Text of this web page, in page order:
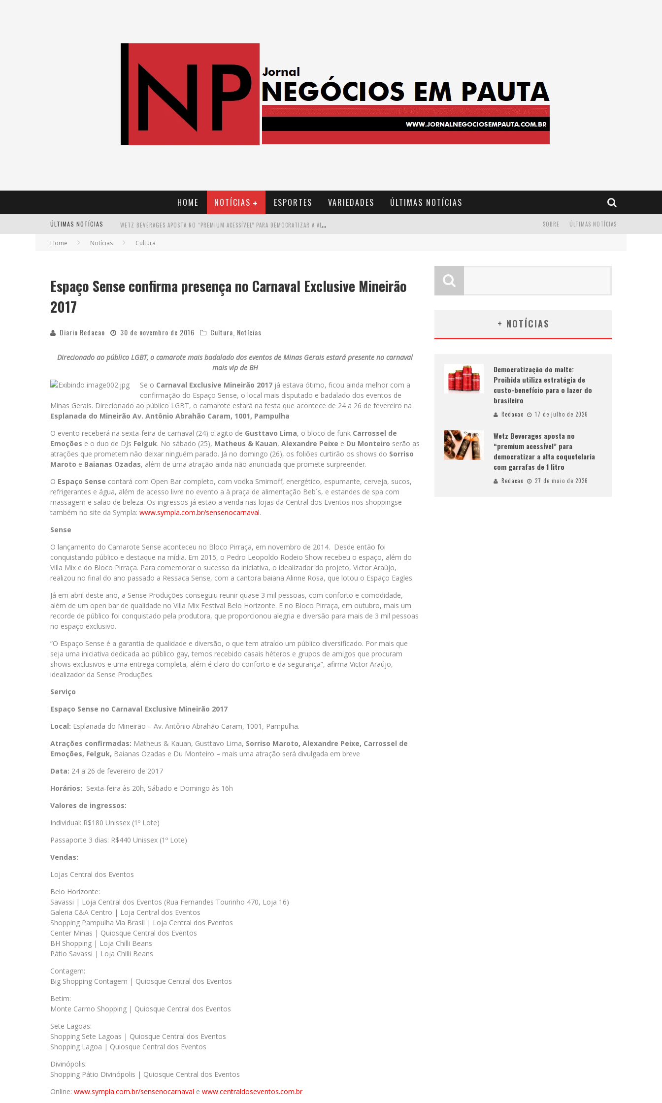
HOME NOTÍCIAS ESPORTES VARIEDADES ÚLTIMAS NOTÍCIAS
ÚLTIMAS NOTÍCIAS W
ETZ BEVERAGES APOSTA NO “PREMIUM ACESSÍVEL” PARA DEMOCRATIZAR A ALTA COQUETELARIA COM GARRAFAS DE 1 LITRO
DEMOCRATIZAÇÃO DO MALTE: PROIBIDA UTILIZA ESTRATÉGIA DE CUSTO-BENEFÍCIO PARA O LAZER DO BRASILEIRO
ÚLTIMAS NOTÍCIAS
SOBRE
Home Notícias Cultura
Espaço Sense confirma presença no Carnaval Exclusive Mineirão
2017
Diario Redacao 30 de novembro de 2016 Cultura Notícias
Direcionado ao público LGBT, o camarote mais badalado dos eventos de Minas Gerais estará presente no carnaval
mais vip de BH
Se o Carnaval Exclusive Mineirão 2017 já estava ótimo, ficou ainda melhor com a
confirmação do Espaço Sense, o local mais disputado e badalado dos eventos de
Minas Gerais. Direcionado ao público LGBT, o camarote estará na festa que acontece de 24 a 26 de fevereiro na
Esplanada do Mineirão Av. Antônio Abrahão Caram, 1001, Pampulha
O evento receberá na sexta-feira de carnaval (24) o agito de Gusttavo Lima, o bloco de funk Carrossel de
Emoções e o duo de DJs Felguk. No sábado (25), Matheus & Kauan, Alexandre Peixe e Du Monteiro serão as
atrações que prometem não deixar ninguém parado. Já no domingo (26), os foliões curtirão os shows do Sorriso
Maroto e Baianas Ozadas, além de uma atração ainda não anunciada que promete surpreender.
O Espaço Sense contará com Open Bar completo, com vodka Smirnoff, energético, espumante, cerveja, sucos,
refrigerantes e água, além de acesso livre no evento a à praça de alimentação Beb´s, e estandes de spa com
massagem e salão de beleza. Os ingressos já estão a venda nas lojas da Central dos Eventos nos shoppingse
também no site da Sympla: www.sympla.com.br/sensenocarnaval.
Sense
O lançamento do Camarote Sense aconteceu no Bloco Pirraça, em novembro de 2014. Desde então foi
conquistando público e destaque na mídia. Em 2015, o Pedro Leopoldo Rodeio Show recebeu o espaço, além do
Villa Mix e do Bloco Pirraça. Para comemorar o sucesso da iniciativa, o idealizador do projeto, Victor Araújo,
realizou no final do ano passado a Ressaca Sense, com a cantora baiana Alinne Rosa, que lotou o Espaço Eagles.
Já em abril deste ano, a Sense Produções conseguiu reunir quase 3 mil pessoas, com conforto e comodidade,
além de um open bar de qualidade no Villa Mix Festival Belo Horizonte. E no Bloco Pirraça, em outubro, mais um
recorde de público foi conquistado pela produtora, que proporcionou alegria e diversão para mais de 3 mil pessoas
no espaço exclusivo.
“O Espaço Sense é a garantia de qualidade e diversão, o que tem atraído um público diversificado. Por mais que
seja uma iniciativa dedicada ao público gay, temos recebido casais héteros e grupos de amigos que procuram
shows exclusivos e uma entrega completa, além é claro do conforto e da segurança”, afirma Victor Araújo,
idealizador da Sense Produções.
Serviço
Espaço Sense no Carnaval Exclusive Mineirão 2017
Local: Esplanada do Mineirão – Av. Antônio Abrahão Caram, 1001, Pampulha.
Atrações confirmadas: Matheus & Kauan, Gusttavo Lima, Sorriso Maroto, Alexandre Peixe, Carrossel de
Emoções, Felguk, Baianas Ozadas e Du Monteiro – mais uma atração será divulgada em breve
Data: 24 a 26 de fevereiro de 2017
Horários: Sexta-feira às 20h, Sábado e Domingo às 16h
Valores de ingressos:
Individual: R$180 Unissex (1º Lote)
Passaporte 3 dias: R$440 Unissex (1º Lote)
Vendas:
Lojas Central dos Eventos
Belo Horizonte:
Savassi | Loja Central dos Eventos (Rua Fernandes Tourinho 470, Loja 16)
Galeria C&A Centro | Loja Central dos Eventos
Shopping Pampulha Via Brasil | Loja Central dos Eventos
Center Minas | Quiosque Central dos Eventos
BH Shopping | Loja Chilli Beans
Pátio Savassi | Loja Chilli Beans
Contagem:
Big Shopping Contagem | Quiosque Central dos Eventos
Betim:
Monte Carmo Shopping | Quiosque Central dos Eventos
Sete Lagoas:
Shopping Sete Lagoas | Quiosque Central dos Eventos
Shopping Lagoa | Quiosque Central dos Eventos
Divinópolis:
Shopping Pátio Divinópolis | Quiosque Central dos Eventos
Online: www.sympla.com.br/sensenocarnaval e www.centraldoseventos.com.br
+ NOTÍCIAS
Democratização do malte:
Proibida utiliza estratégia de
custo-benefício para o lazer do
brasileiro
Redacao 17 de julho de 2026
Wetz Beverages aposta no
“premium acessível” para
democratizar a alta coquetelaria
com garrafas de 1 litro
Redacao 27 de maio de 2026